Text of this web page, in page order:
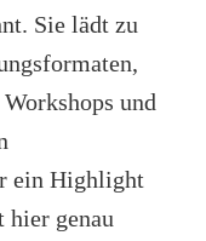
Sie lädt zu
und
ein Highlight
hier genau